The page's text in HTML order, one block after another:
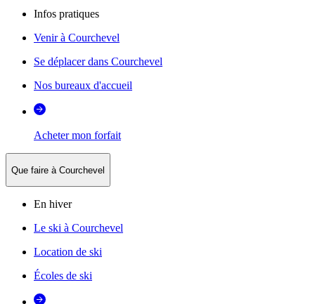
Infos pratiques
Venir à Courchevel
Se déplacer dans Courchevel
Nos bureaux d'accueil
Acheter mon forfait
Que faire à Courchevel
En hiver
Le ski à Courchevel
Location de ski
Écoles de ski